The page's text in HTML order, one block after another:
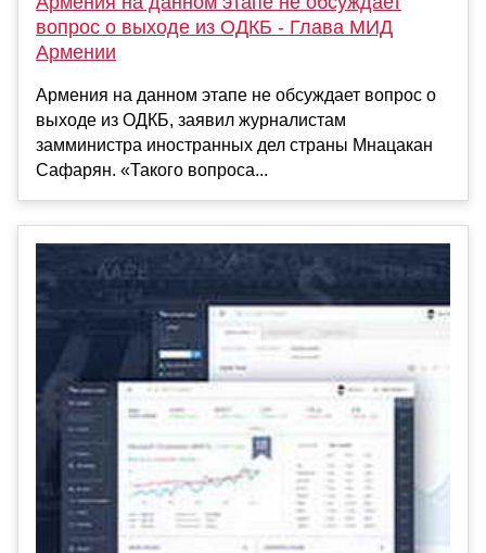
вопрос о выходе из ОДКБ - Глава МИД
Армении
Армения на данном этапе не обсуждает вопрос о
выходе из ОДКБ, заявил журналистам
замминистра иностранных дел страны Мнацакан
Сафарян. «Такого вопроса...